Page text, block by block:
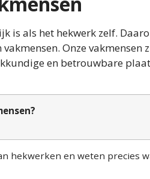
is als het hekwerk zelf.
Onze vakmensen
en betrouwbare
hekwerken en weten precies